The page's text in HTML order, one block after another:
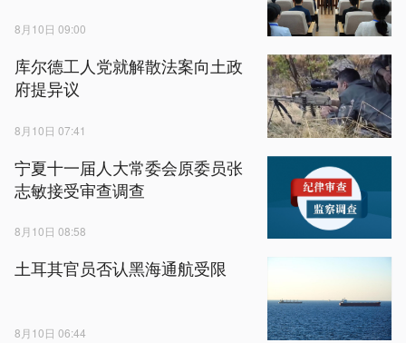
8月10日 09:00
库尔德工人党就解散法案向土政
府提异议
8月10日 07:41
宁夏十一届人大常委会原委员张
志敏接受审查调查
8月10日 08:58
土耳其官员否认黑海通航受限
8月10日 06:44